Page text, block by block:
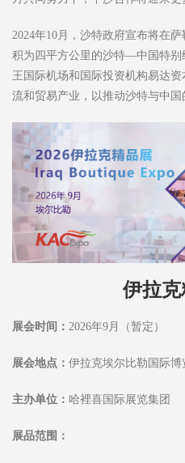
2024年10月，沙特政府宣布将在
积为四平方公里的沙特—中国特别
王国际机场和国际投资机构易达
流和贸易产业，以推动沙特与中国
伊拉
展会时间： 2026年9月（暂定）
展会地点： 伊拉克埃尔比勒国际博
主办单位： 哈裡喜国际展览集团
展品范围：